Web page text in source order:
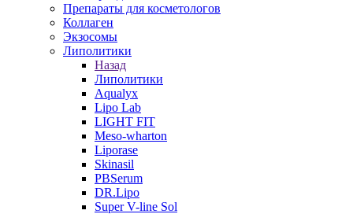
Препараты для косметологов
Коллаген
Экзосомы
Липолитики
Назад
Липолитики
Aqualyx
Lipo Lab
LIGHT FIT
Meso-wharton
Liporase
Skinasil
PBSerum
DR.Lipo
Super V-line Sol